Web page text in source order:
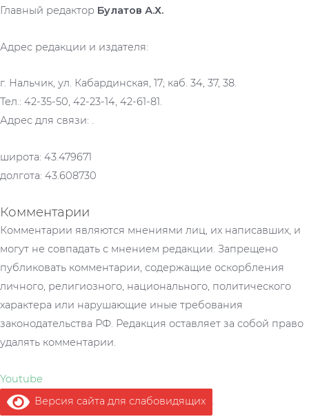
Главный редактор Булатов А.Х.
Адрес редакции и издателя:
г. Нальчик, ул. Кабардинская, 17; каб. 34, 37, 38.
Тел.: 42-35-50, 42-23-14, 42-61-81.
Адрес для связи: .
широта: 43.479671
долгота: 43.608730
Комментарии
Комментарии являются мнениями лиц, их написавших, и
могут не совпадать с мнением редакции. Запрещено
публиковать комментарии, содержащие оскорбления
личного, религиозного, национального, политического
характера или нарушающие иные требования
законодательства РФ. Редакция оставляет за собой право
удалять комментарии.
Youtube
Версия сайта для слабовидящих
.